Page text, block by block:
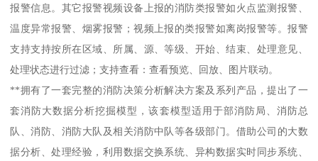
报警信息。其它报警视频设备上报的消防类报警如火点监测报警、
温度异常报警、烟雾报警；视频上报的类报警如离岗报警等。报警
支持支持按所在区域、所属、源、等级、开始、结束、处理意见、
处理状态进行过滤；支持查看：查看预览、回放、图片联动。
**拥有了一套完整的消防决策分析解决方案及系列产品，提出了一
套消防大数据分析挖掘模型，该套模型适用于部消防局、消防总
队、消防、消防大队及相关消防中队等各级部门。借助公司的大数
据分析、处理经验，利用数据交换系统、异构数据实时同步系统、